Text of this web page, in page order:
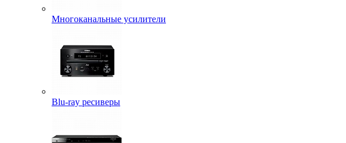
Многоканальные усилители
Blu-ray ресиверы